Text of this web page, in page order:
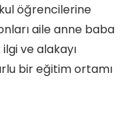
öğrencilerine
aile anne baba
ve alakayı
bir eğitim ortamı